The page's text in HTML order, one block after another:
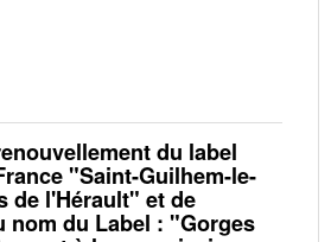
du label
"Saint-Guilhem-le-
de l'Hérault" et de
nom du Label : "Gorges